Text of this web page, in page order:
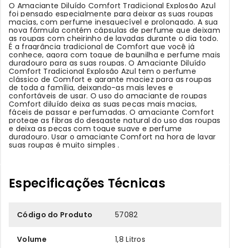
O Amaciante Diluído Comfort Tradicional Explosão Azul
foi pensado especialmente para deixar as suas roupas
macias, com perfume inesquecível e prolongado. A sua
nova fórmula contém cápsulas de perfume que deixam
as roupas com cheirinho de lavadas durante o dia todo.
É a fragrância tradicional de Comfort que você já
conhece, agora com toque de baunilha e perfume mais
duradouro para as suas roupas. O Amaciante Diluído
Comfort Tradicional Explosão Azul tem o perfume
clássico de Comfort e garante maciez para as roupas
de toda a família, deixando-as mais leves e
confortáveis de usar. O uso do amaciante de roupas
Comfort diluído deixa as suas peças mais macias,
fáceis de passar e perfumadas. O amaciante Comfort
protege as fibras do desgaste natural do uso das roupas
e deixa as peças com toque suave e perfume
duradouro. Usar o amaciante Comfort na hora de lavar
suas roupas é muito simples .
Especificações Técnicas
Código do Produto 57082
Volume 1,8 Litros